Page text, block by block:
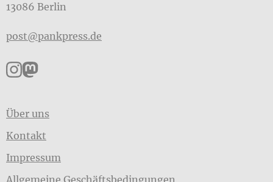
13086 Berlin
post@pankpress.de
Pankpress auf Instagram
Pankpress auf Mastodon
Über uns
Kontakt
Impressum